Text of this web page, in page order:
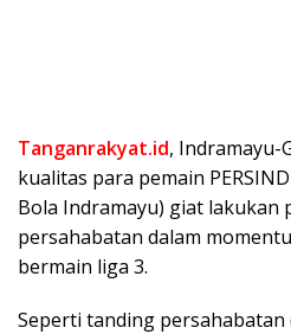
Tanganrakyat.id, Indramayu-
kualitas para pemain
Bola Indramayu) giat lakukan
persahabatan dalam
bermain liga 3.
Seperti tanding